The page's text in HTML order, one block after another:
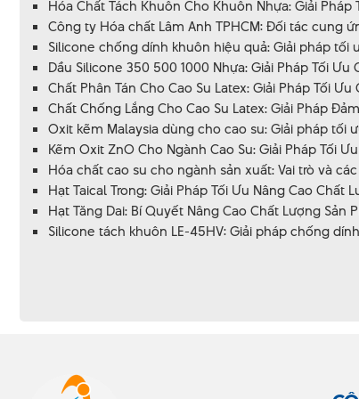
Hóa Chất Tách Khuôn Cho Khuôn Nhựa: Giải
Công ty Hóa chất Lâm Anh TPHCM: Đối tác cung
Silicone chống dính khuôn hiệu quả: Giải pháp
Dầu Silicone 350 500 1000 Nhựa: Giải Pháp Tối
Chất Phân Tán Cho Cao Su Latex: Giải Pháp Tối
Chất Chống Lắng Cho Cao Su Latex: Giải Pháp
Oxit kẽm Malaysia dùng cho cao su: Giải pháp tối
Kẽm Oxit ZnO Cho Ngành Cao Su: Giải Pháp Tối
Hóa chất cao su cho ngành sản xuất: Vai trò và
Hạt Taical Trong: Giải Pháp Tối Ưu Nâng Cao Chất
Hạt Tăng Dai: Bí Quyết Nâng Cao Chất Lượng Sản
Silicone tách khuôn LE-45HV: Giải pháp chống